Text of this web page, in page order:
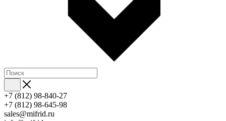
+7 (812) 98-840-27
+7 (812) 98-645-98
sales@mifrid.ru